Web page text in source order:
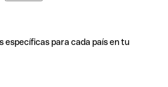
específicas para cada país en tu